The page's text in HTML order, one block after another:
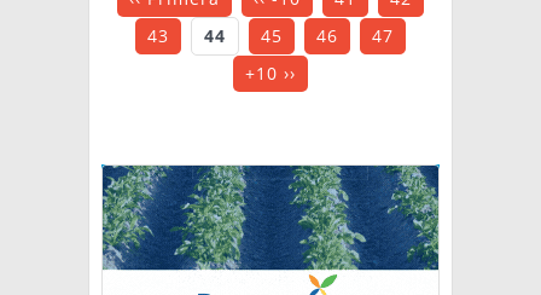
43
44 45 46
47
+10 ››